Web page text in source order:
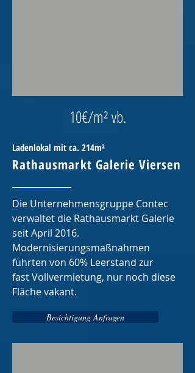
10€/m² vb.
Ladenlokal mit ca. 214m²
Rathausmarkt Galerie Viersen
Die Unternehmensgruppe Contec
verwaltet die Rathausmarkt Galerie
seit April 2016.
Modernisierungsmaßnahmen
führten von 60% Leerstand zur
fast Vollvermietung, nur noch diese
Fläche vakant.
Besichtigung Anfragen